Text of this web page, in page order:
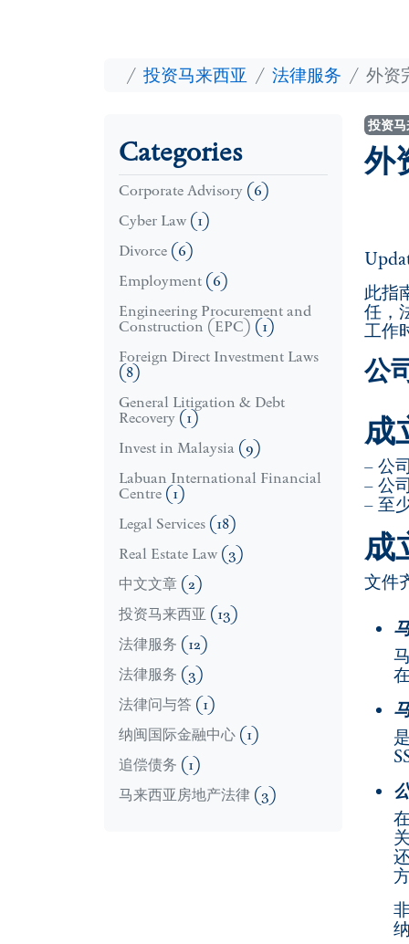
投资马来西亚 法律服务 外资
Categories
Corporate Advisory (6)
Cyber Law (1)
Divorce (6)
Employment (6)
Engineering Procurement and
Construction (EPC) (1)
Foreign Direct Investment Laws
(8)
General Litigation & Debt
Recovery (1)
Invest in Malaysia (9)
Labuan International Financial
Centre (1)
Legal Services (18)
Real Estate Law (3)
中文文章 (2)
投资马来西亚 (13)
法律服务 (12)
法律服务 (3)
法律问与答 (1)
纳闽国际金融中心 (1)
追偿债务 (1)
马来西亚房地产法律 (3)
投资
外
此指
任，
工作
公
成
– 公
– 公
– 至
成
文件